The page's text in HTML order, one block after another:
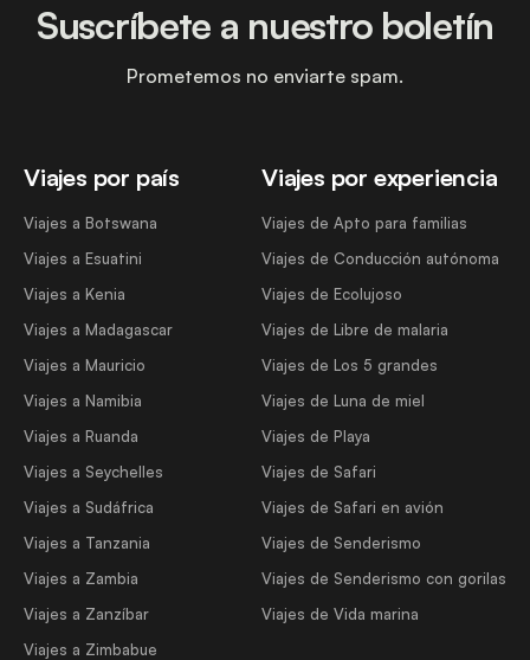
Viajes por país
Viajes a Botswana
Viajes a Esuatini
Viajes a Kenia
Viajes a Madagascar
Viajes a Mauricio
Viajes a Namibia
Viajes a Ruanda
Viajes a Seychelles
Viajes a Sudáfrica
Viajes a Tanzania
Viajes a Zambia
Viajes a Zanzíbar
Viajes a Zimbabue
Viajes por experiencia
Viajes de Apto para familias
Viajes de Conducción autónoma
Viajes de Ecolujoso
Viajes de Libre de malaria
Viajes de Los 5 grandes
Viajes de Luna de miel
Viajes de Playa
Viajes de Safari
Viajes de Safari en avión
Viajes de Senderismo
Viajes de Senderismo con gorilas
Viajes de Vida marina
Suscríbete a nuestro boletín
Prometemos no enviarte spam.